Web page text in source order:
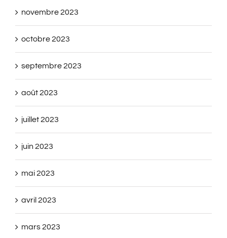
novembre 2023
octobre 2023
septembre 2023
août 2023
juillet 2023
juin 2023
mai 2023
avril 2023
mars 2023